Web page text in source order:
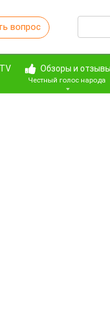
вопрос Поиск:
Обзоры и отзывы
Честный голос народа